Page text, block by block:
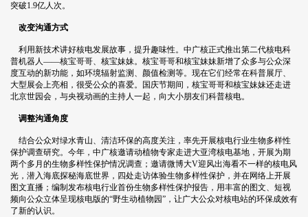
突破1.9亿人次。
改变沟通方式
利用新技术讲好核电发展故事，提升趣味性。中广核正式推出第二代核电科
普机器人——核宝哥哥、核宝妹妹。核宝哥哥和核宝妹妹新增了众多与公众深
度互动的新功能，如环境辐射监测、颜值检测等。现在它们经常在科普展厅、
大型展会上亮相，很受公众的喜爱。国庆节期间，核宝哥哥和核宝妹妹还走进
北京世园会，与央视动画的主持人一起，向大小朋友们科普核电。
调整沟通角度
结合公众对绿水青山、清洁环保的高度关注，率先开展核电行业生物多样性
保护调查研究。今年，中广核邀请动植物专家走进大亚湾核电基地，开展为期
两个多月的生物多样性保护情况调查；邀请微博大V迎风出海看不一样的核电风
光，潜入海底探秘海底世界，四处走访体验生物多样性保护，并在网络上开展
图文直播；编制发布核电行业首份生物多样性保护报告，用丰富的图文、短视
频向公众立体呈现核电版的“野生动植物园”，让广大公众对核电站的环保成效有
了新的认识。